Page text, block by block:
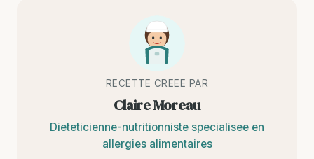
RECETTE CREEE PAR
Claire Moreau
Dieteticienne-nutritionniste specialisee en
allergies alimentaires